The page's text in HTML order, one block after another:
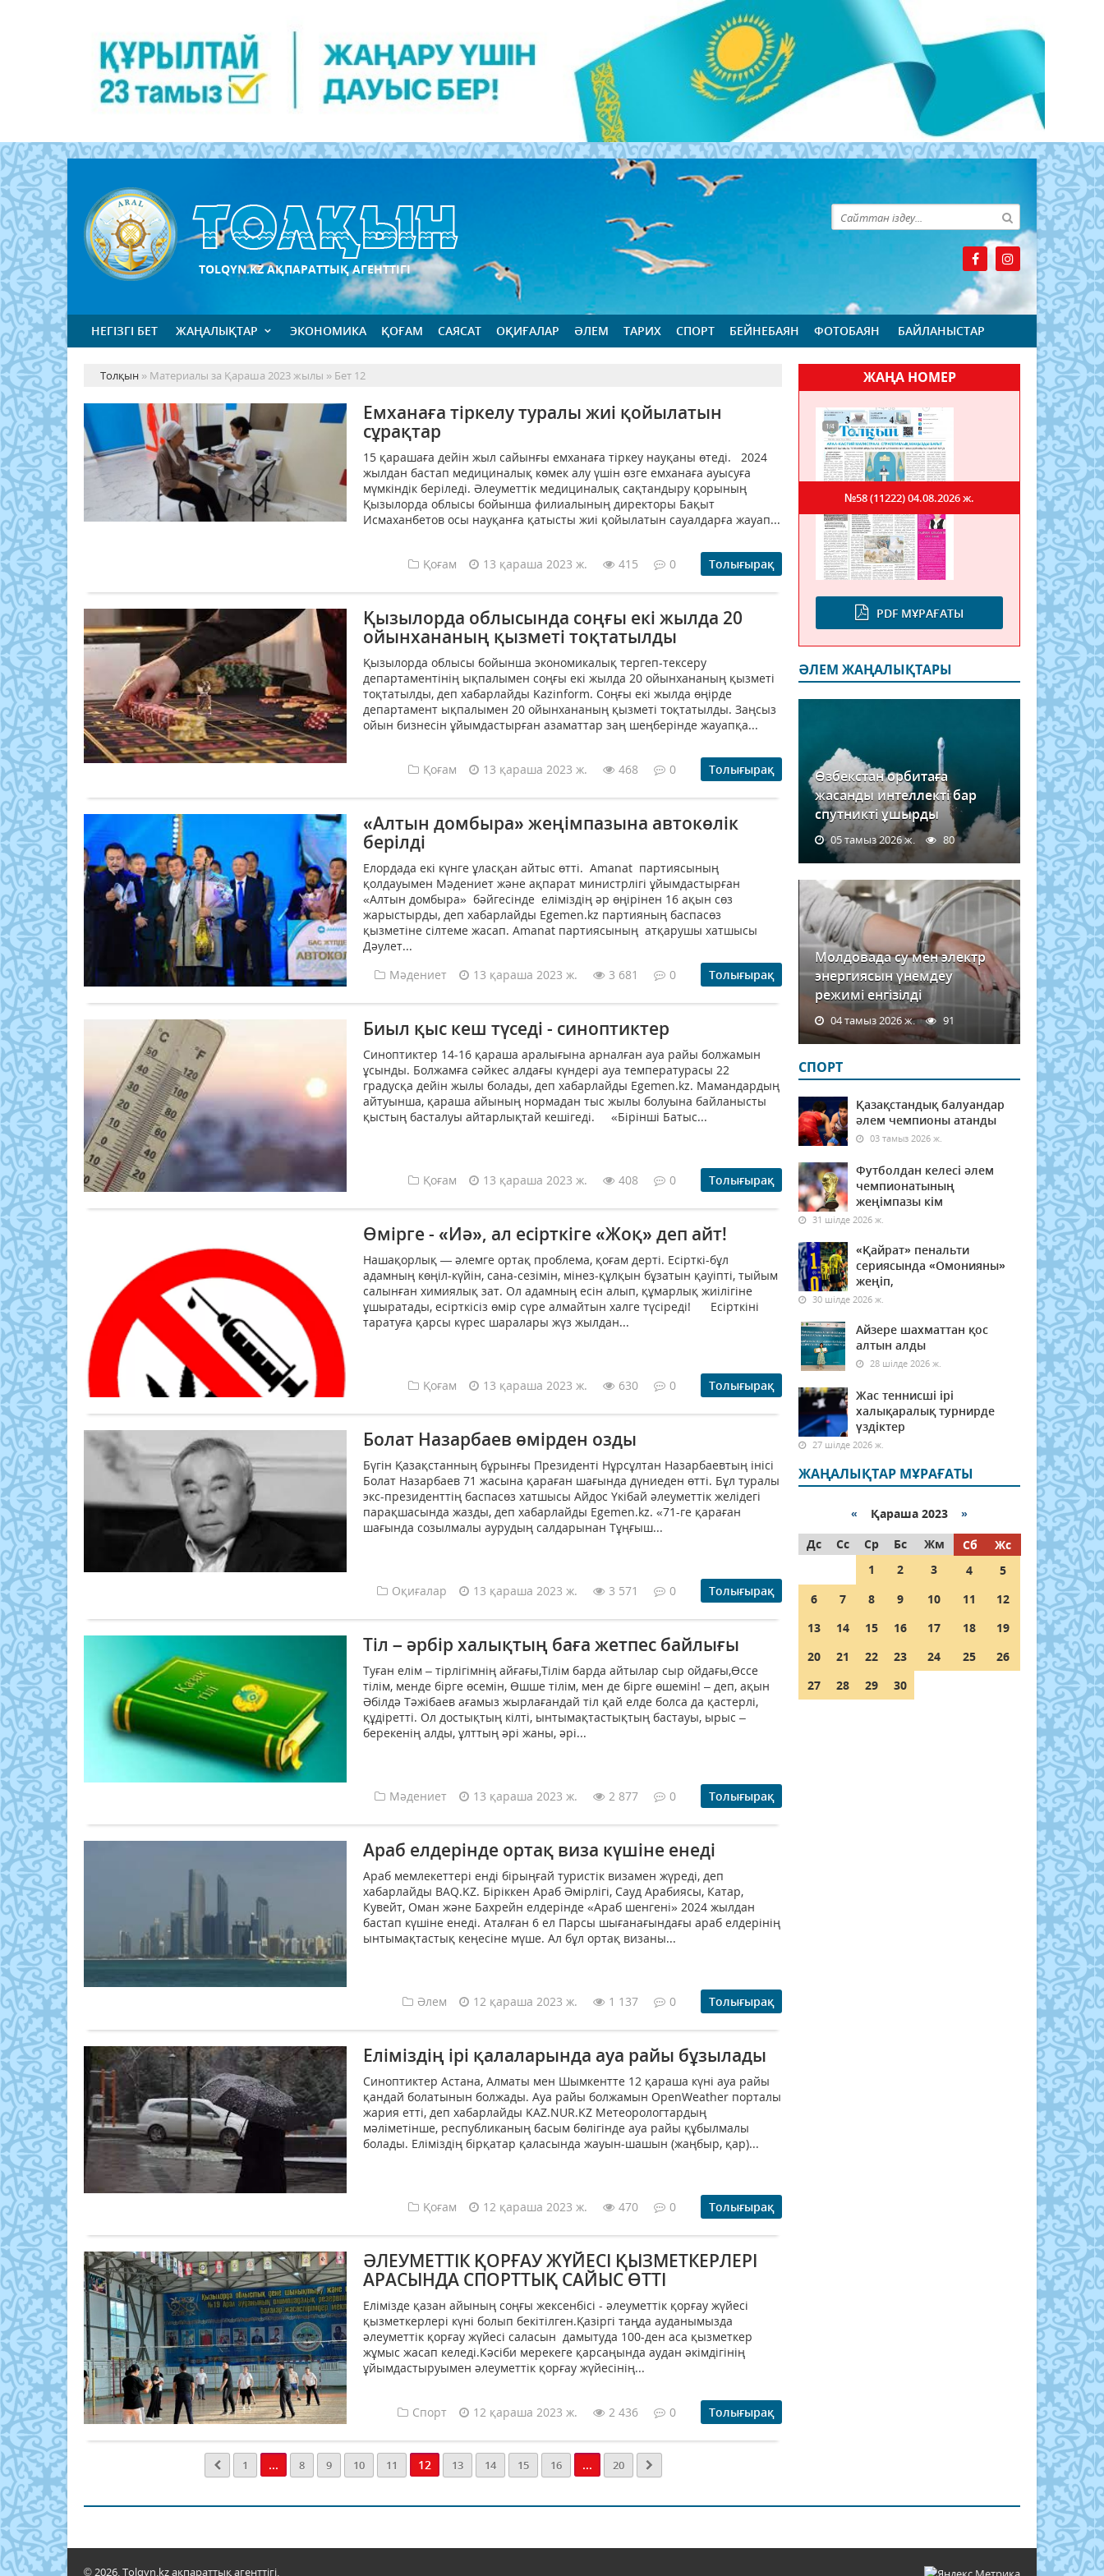
TOLQYN.KZ АҚПАРАТТЫҚ АГЕНТТІГІ
НЕГІЗГІ БЕТ ЖАҢАЛЫҚТАР ЭКОНОМИКА ҚОҒАМ САЯСАТ ОҚИҒАЛАР ӘЛЕМ ТАРИХ СПОРТ БЕЙНЕБАЯН ФОТОБАЯН БАЙЛАНЫСТАР
Толқын » Материалы за Қараша 2023 жылы » Бет 12
Емханаға тіркелу туралы жиі қойылатын
сұрақтар
15 қарашаға дейін жыл сайынғы емханаға тіркеу науқаны өтеді. 2024
жылдан бастап медициналық көмек алу үшін өзге емханаға ауысуға
мүмкіндік беріледі. Әлеуметтік медициналық сақтандыру қорының
Қызылорда облысы бойынша филиалының директоры Бақыт
Исмаханбетов осы науқанға қатысты жиі қойылатын сауалдарға жауап...
Қоғам 13 қараша 2023 ж. 415 0 Толығырақ
Қызылорда облысында соңғы екі жылда 20
ойынхананың қызметі тоқтатылды
Қызылорда облысы бойынша экономикалық тергеп-тексеру
департаментінің ықпалымен соңғы екі жылда 20 ойынхананың қызметі
тоқтатылды, деп хабарлайды Kazinform. Соңғы екі жылда өңірде
департамент ықпалымен 20 ойынхананың қызметі тоқтатылды. Заңсыз
ойын бизнесін ұйымдастырған азаматтар заң шеңберінде жауапқа...
Қоғам 13 қараша 2023 ж. 468 0 Толығырақ
«Алтын домбыра» жеңімпазына автокөлік
берілді
Елордада екі күнге ұласқан айтыс өтті. Amanat партиясының
қолдауымен Мәдениет және ақпарат министрлігі ұйымдастырған
«Алтын домбыра» бәйгесінде еліміздің әр өңірінен 16 ақын сөз
жарыстырды, деп хабарлайды Egemen.kz партияның баспасөз
қызметіне сілтеме жасап. Amanat партиясының атқарушы хатшысы
Дәулет...
Мәдениет
13 қараша 2023 ж. 3 681 0 Толығырақ
Биыл қыс кеш түседі - синоптиктер
Синоптиктер 14-16 қараша аралығына арналған ауа райы болжамын
ұсынды. Болжамға сәйкес алдағы күндері ауа температурасы 22
градусқа дейін жылы болады, деп хабарлайды Egemen.kz. Мамандардың
айтуынша, қараша айының нормадан тыс жылы болуына байланысты
қыстың басталуы айтарлықтай кешігеді. «Бірінші Батыс...
Қоғам 13 қараша 2023 ж. 408 0 Толығырақ
Өмірге - «Иә», ал есірткіге «Жоқ» деп айт!
Нашақорлық — әлемге ортақ проблема, қоғам дерті. Есірткі-бұл
адамның көңіл-күйін, сана-сезімін, мінез-құлқын бұзатын қауіпті, тыйым
салынған химиялық зат. Ол адамның есін алып, құмарлық жиілігіне
ұшыратады, есірткісіз өмір сүре алмайтын халге түсіреді! Есірткіні
таратуға қарсы күрес шаралары жүз жылдан...
Қоғам 13 қараша 2023 ж. 630 0 Толығырақ
Болат Назарбаев өмірден озды
Бүгін Қазақстанның бұрынғы Президенті Нұрсұлтан Назарбаевтың інісі
Болат Назарбаев 71 жасына қараған шағында дүниеден өтті. Бұл туралы
экс-президенттің баспасөз хатшысы Айдос Үкібай әлеуметтік желідегі
парақшасында жазды, деп хабарлайды Egemen.kz. «71-ге қараған
шағында созылмалы аурудың салдарынан Тұңғыш...
Оқиғалар 13 қараша 2023 ж. 3 571 0 Толығырақ
Тіл – әрбір халықтың баға жетпес байлығы
Туған елім – тірлігімнің айғағы,Тілім барда айтылар сыр ойдағы,Өссе
тілім, менде бірге өсемін, Өшше тілім, мен де бірге өшемін! – деп, ақын
Әбілдә Тәжібаев ағамыз жырлағандай тіл қай елде болса да қастерлі,
құдіретті. Ол достықтың кілті, ынтымақтастықтың бастауы, ырыс –
берекенің алды, ұлттың әрі жаны, әрі...
Мәдениет 13 қараша 2023 ж. 2 877 0 Толығырақ
Араб елдерінде ортақ виза күшіне енеді
Араб мемлекеттері енді бірыңғай туристік визамен жүреді, деп
хабарлайды BAQ.KZ. Біріккен Араб Әмірлігі, Сауд Арабиясы, Катар,
Кувейт, Оман және Бахрейн елдерінде «Араб шенгені» 2024 жылдан
бастап күшіне енеді. Аталған 6 ел Парсы шығанағындағы араб елдерінің
ынтымақтастық кеңесіне мүше. Ал бұл ортақ визаны...
Әлем 12 қараша 2023 ж. 1 137 0 Толығырақ
Еліміздің ірі қалаларында ауа райы бұзылады
Синоптиктер Астана, Алматы мен Шымкентте 12 қараша күні ауа райы
қандай болатынын болжады. Ауа райы болжамын OpenWeather порталы
жария етті, деп хабарлайды KAZ.NUR.KZ Метеорологтардың
мәліметінше, республиканың басым бөлігінде ауа райы құбылмалы
болады. Еліміздің бірқатар қаласында жауын-шашын (жаңбыр, қар)...
Қоғам 12 қараша 2023 ж. 470 0 Толығырақ
ӘЛЕУМЕТТІК ҚОРҒАУ ЖҮЙЕСІ ҚЫЗМЕТКЕРЛЕРІ
АРАСЫНДА СПОРТТЫҚ САЙЫС ӨТТІ
Елімізде қазан айының соңғы жексенбісі - әлеуметтік қорғау жүйесі
қызметкерлері күні болып бекітілген.Қазіргі таңда ауданымызда
әлеуметтік қорғау жүйесі саласын дамытуда 100-ден аса қызметкер
жұмыс жасап келеді.Кәсіби мерекеге қарсаңында аудан әкімдігінің
ұйымдастыруымен әлеуметтік қорғау жүйесінің...
Спорт 12 қараша 2023 ж. 2 436 0 Толығырақ
1 ... 8 9 10 11 12 13 14 15 16 ... 20
ЖАҢА НОМЕР
PDF МҰРАҒАТЫ
№58 (11222)04.08.2026 ж.
ӘЛЕМ ЖАҢАЛЫҚТАРЫ
Өзбекстан орбитаға
жасанды интеллекті бар
спутникті ұшырды
05 тамыз 2026 ж. 80
Молдовада су мен электр
энергиясын үнемдеу
режимі енгізілді
04 тамыз 2026 ж. 91
СПОРТ
Қазақстандық балуандар
әлем чемпионы атанды
03 тамыз 2026 ж.
Футболдан келесі әлем
чемпионатының
жеңімпазы кім
31 шілде 2026 ж.
«Қайрат» пенальти
сериясында «Омонияны»
жеңіп,
30 шілде 2026 ж.
Айзере шахматтан қос
алтын алды
28 шілде 2026 ж.
Жас теннисші ірі
халықаралық турнирде
үздіктер
27 шілде 2026 ж.
ЖАҢАЛЫҚТАР МҰРАҒАТЫ
« Қараша 2023 »
Дс
Сс Ср Бс Жм Сб
Жс
1
2 3 4
5
6
7 8 9 10 11
12
13
14 15 16 17 18
19
20
21 22 23 24 25
26
27
28 29 30
© 2026. Tolqyn.kz ақпараттық агенттігі.